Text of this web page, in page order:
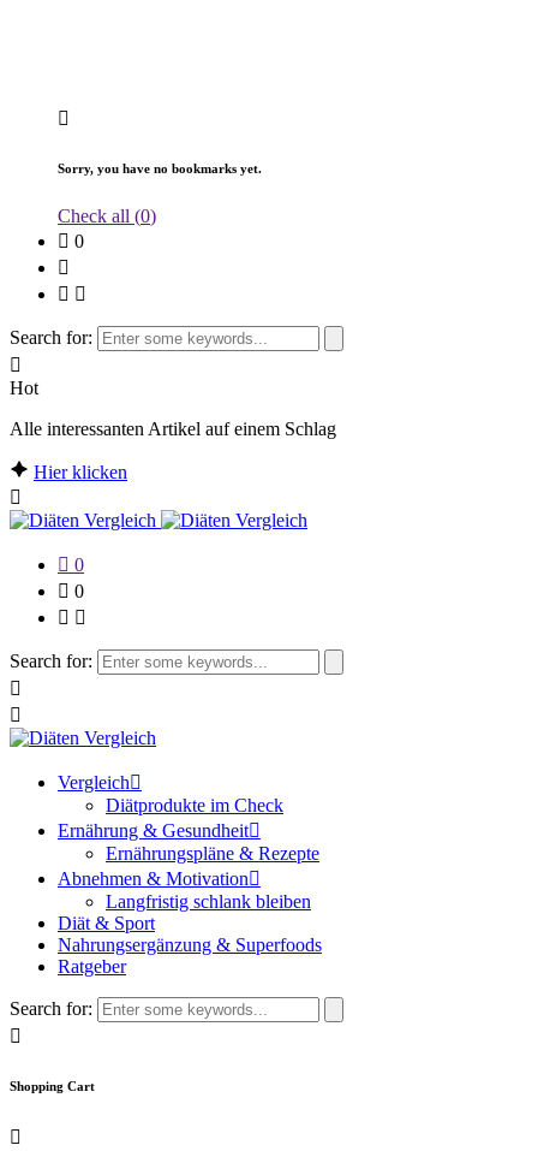
Sorry, you have no bookmarks yet.
Check all (0)
0
Search for:
Hot
Alle interessanten Artikel auf einem Schlag
Hier klicken
0
0
Search for:
Vergleich
Diätprodukte im Check
Ernährung & Gesundheit
Ernährungspläne & Rezepte
Abnehmen & Motivation
Langfristig schlank bleiben
Diät & Sport
Nahrungsergänzung & Superfoods
Ratgeber
Search for:
Shopping Cart